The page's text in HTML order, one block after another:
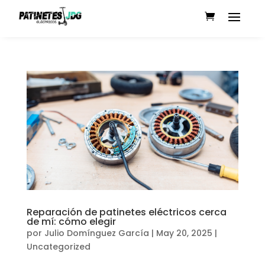
Reparación de patinetes eléctricos cerca
de mí: cómo elegir
por Julio Domínguez García | May 20, 2025 |
Uncategorized